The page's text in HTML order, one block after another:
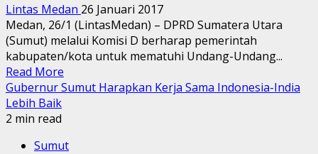
Lintas Medan 26 Januari 2017
Medan, 26/1 (LintasMedan) – DPRD Sumatera Utara
(Sumut) melalui Komisi D berharap pemerintah
kabupaten/kota untuk mematuhi Undang-Undang...
Read More
Gubernur Sumut Harapkan Kerja Sama Indonesia-India
Lebih Baik
2 min read
Sumut